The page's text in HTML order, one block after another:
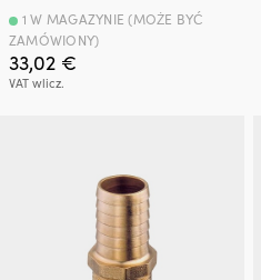
33,02 €
VAT wlicz.
1 W MAGAZYNIE (MOŻE BYĆ
ZAMÓWIONY)